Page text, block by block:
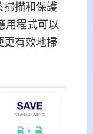
掃描和保護
用程式可以
更有效地掃